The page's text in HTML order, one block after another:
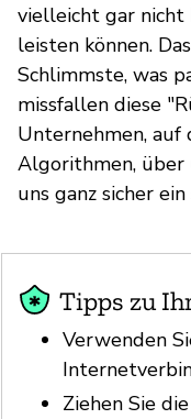
vielleicht gar nicht
leisten können.
Schlimmste, was
missfallen diese
Unternehmen, auf
Algorithmen, über
uns ganz sicher
Tipps zu
Verwenden
Ziehen Sie